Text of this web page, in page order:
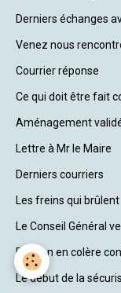
Derniers échanges
Venez nous
Courrier réponse
Ce qui doit être fait
Aménagement
Lettre à Mr le Maire
Derniers courriers
Les freins qui brûlent
Le Conseil Général
Bonson en colère
Le début de la